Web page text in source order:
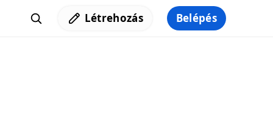
Létrehozás Belépés